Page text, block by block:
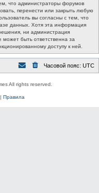
что администраторы форумов
перенести или закрыть любую
вы согласны с тем, что
данных. Хотя эта информация
ни администрация
быть ответственна за
доступу к ней.
Часовой пояс: UTC
All rights reserved.
Правила